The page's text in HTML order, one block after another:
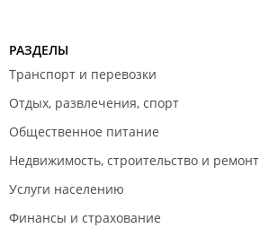
РАЗДЕЛЫ
Транспорт и перевозки
Отдых, развлечения, спорт
Общественное питание
Недвижимость, строительство и ремонт
Услуги населению
Финансы и страхование